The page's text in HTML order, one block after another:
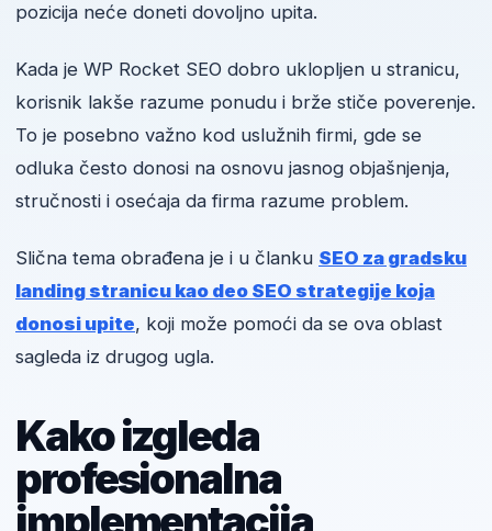
pozicija neće doneti dovoljno upita.
Kada je WP Rocket SEO dobro uklopljen u stranicu,
korisnik lakše razume ponudu i brže stiče poverenje.
To je posebno važno kod uslužnih firmi, gde se
odluka često donosi na osnovu jasnog objašnjenja,
stručnosti i osećaja da firma razume problem.
Slična tema obrađena je i u članku SEO za gradsku
landing stranicu kao deo SEO strategije koja
donosi upite, koji može pomoći da se ova oblast
sagleda iz drugog ugla.
Kako izgleda
profesionalna